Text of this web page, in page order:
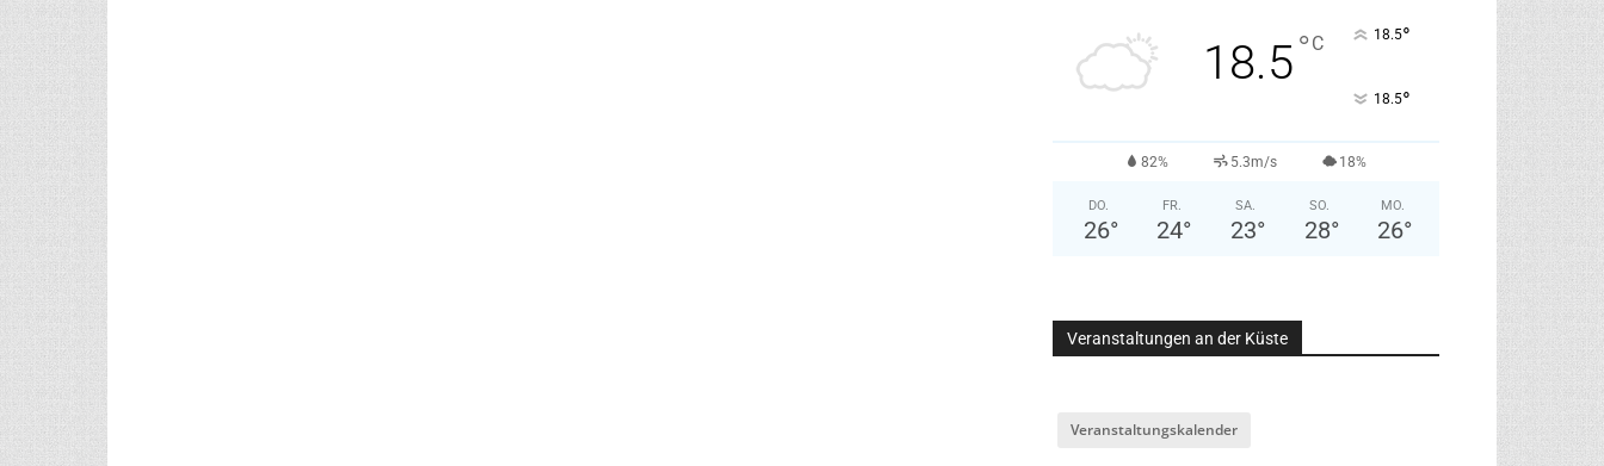
18.5°C 18.5°
18.5°
82% 5.3m/s 18%
DO.
26°
FR.
24°
SA.
23°
SO.
28°
MO.
26°
Veranstaltungen an der Küste
Veranstaltungskalender